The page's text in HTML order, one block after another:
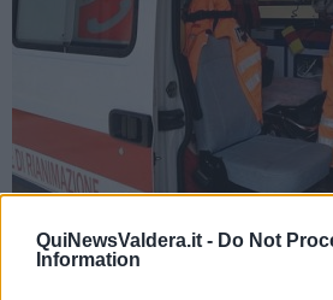
QuiNewsValdera.it - Do Not
Information
Tre le persone coinvolte. Sul posto
del 118 che hanno soccorso i feriti